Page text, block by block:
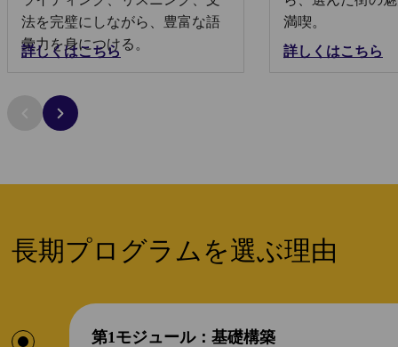
法を完璧にしながら、豊富な語
彙力を身につける。
詳しくはこちら
満喫。
詳しくはこちら
長期プログラムを選ぶ理由
第1モジュール：基礎構築